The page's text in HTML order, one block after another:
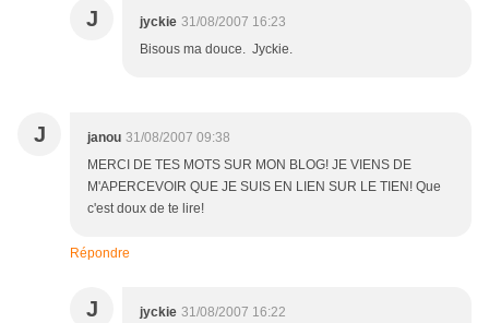
J jyckie 31/08/2007 16:23
Bisous ma douce. Jyckie.
J janou 31/08/2007 09:38
MERCI DE TES MOTS SUR MON BLOG! JE VIENS DE
M'APERCEVOIR QUE JE SUIS EN LIEN SUR LE TIEN! Que
c'est doux de te lire!
Répondre
J jyckie 31/08/2007 16:22